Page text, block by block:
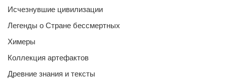
Исчезнувшие цивилизации
Легенды о Стране бессмертных
Химеры
Коллекция артефактов
Древние знания и тексты